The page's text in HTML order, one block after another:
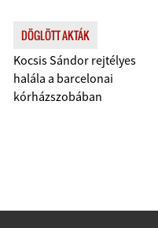
DÖGLÖTT AKTÁK
Kocsis Sándor rejtélyes
halála a barcelonai
kórházszobában